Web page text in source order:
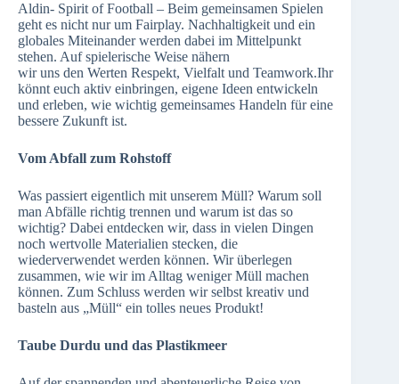
Aldin- Spirit of Football – Beim gemeinsamen Spielen
geht es nicht nur um Fairplay. Nachhaltigkeit und ein
globales Miteinander werden dabei im Mittelpunkt
stehen. Auf spielerische Weise nähern
wir uns den Werten Respekt, Vielfalt und Teamwork.Ihr
könnt euch aktiv einbringen, eigene Ideen entwickeln
und erleben, wie wichtig gemeinsames Handeln für eine
bessere Zukunft ist.
Vom Abfall zum Rohstoff
Was passiert eigentlich mit unserem Müll? Warum soll
man Abfälle richtig trennen und warum ist das so
wichtig? Dabei entdecken wir, dass in vielen Dingen
noch wertvolle Materialien stecken, die
wiederverwendet werden können. Wir überlegen
zusammen, wie wir im Alltag weniger Müll machen
können. Zum Schluss werden wir selbst kreativ und
basteln aus „Müll“ ein tolles neues Produkt!
Taube Durdu und das Plastikmeer